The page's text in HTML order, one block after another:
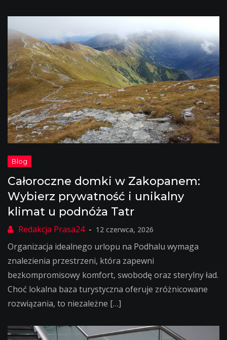
Całoroczne domki w Zakopanem:
Wybierz prywatność i unikalny
klimat u podnóża Tatr
12 czerwca, 2026
Organizacja idealnego urlopu na Podhalu wymaga
znalezienia przestrzeni, która zapewni
bezkompromisowy komfort, swobodę oraz sterylny ład.
Choć lokalna baza turystyczna oferuje zróżnicowane
rozwiązania, to niezależne […]